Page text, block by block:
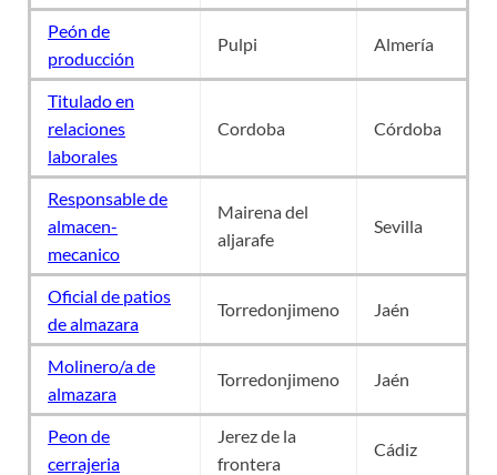
Peón de
producción
Pulpi Almería
Titulado en
relaciones
laborales
Cordoba Córdoba
Responsable de
almacen-
mecanico
Mairena del
aljarafe
Sevilla
Oficial de patios
de almazara
Torredonjimeno Jaén
Molinero/a de
almazara
Torredonjimeno Jaén
Peon de
cerrajeria
Jerez de la
frontera
Cádiz